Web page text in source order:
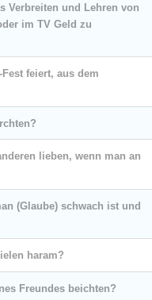
Verbreiten und Lehren von
im TV Geld zu
feiert, aus dem
lieben, wenn man an
(Glaube) schwach ist und
haram?
Freundes beichten?